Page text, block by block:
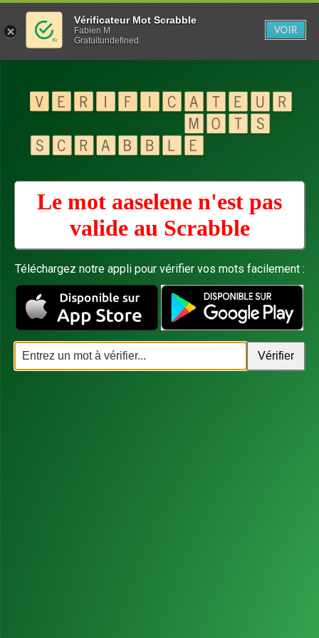
Le mot aaselene n'est pas
valide au Scrabble
Téléchargez notre appli pour vérifier vos mots facilement :
Vérificateur Mot Scrabble
Fabien M
Gratuitundefined
VOIR